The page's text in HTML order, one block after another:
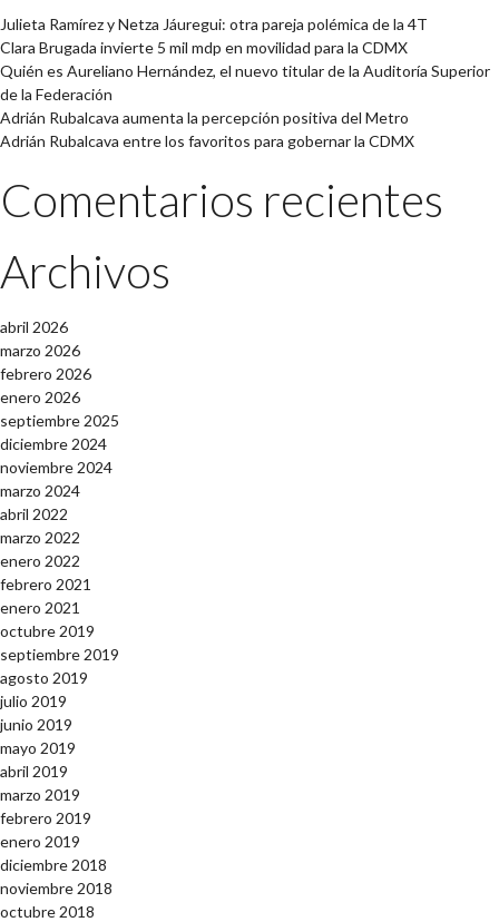
Julieta Ramírez y Netza Jáuregui: otra pareja polémica de la 4T
Clara Brugada invierte 5 mil mdp en movilidad para la CDMX
Quién es Aureliano Hernández, el nuevo titular de la Auditoría Superior
de la Federación
Adrián Rubalcava aumenta la percepción positiva del Metro
Adrián Rubalcava entre los favoritos para gobernar la CDMX
Comentarios recientes
Archivos
abril 2026
marzo 2026
febrero 2026
enero 2026
septiembre 2025
diciembre 2024
noviembre 2024
marzo 2024
abril 2022
marzo 2022
enero 2022
febrero 2021
enero 2021
octubre 2019
septiembre 2019
agosto 2019
julio 2019
junio 2019
mayo 2019
abril 2019
marzo 2019
febrero 2019
enero 2019
diciembre 2018
noviembre 2018
octubre 2018